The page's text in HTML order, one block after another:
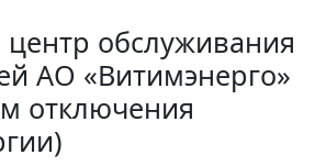
обслуживания
АО «Витимэнерго»
отключения